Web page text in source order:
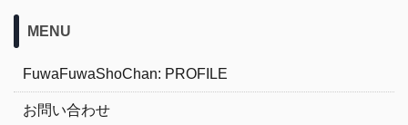
MENU
FuwaFuwaShoChan: PROFILE
お問い合わせ